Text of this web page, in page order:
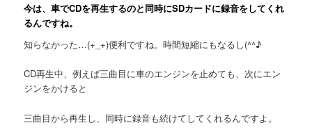
今は、車でCDを再生するのと同時にSDカードに録音をしてくれ
るんですね。
知らなかった…(+_+)便利ですね。時間短縮にもなるし(^^♪
CD再生中、例えば三曲目に車のエンジンを止めても、次にエン
ジンをかけると
三曲目から再生し、同時に録音も続けてしてくれるんですよ。